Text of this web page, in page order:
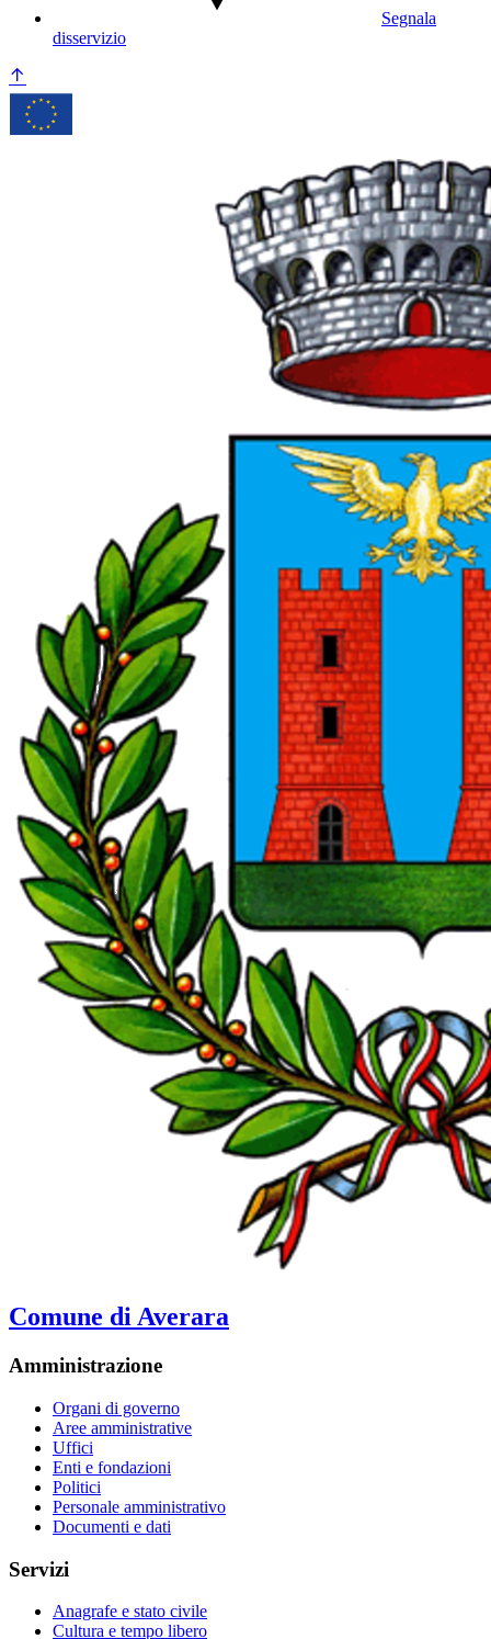
Segnala
disservizio
Comune di Averara
Amministrazione
Organi di governo
Aree amministrative
Uffici
Enti e fondazioni
Politici
Personale amministrativo
Documenti e dati
Servizi
Anagrafe e stato civile
Cultura e tempo libero